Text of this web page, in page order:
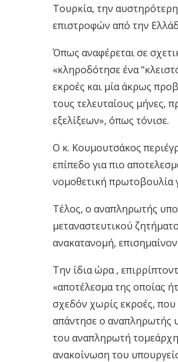
Τουρκία, την
επιστροφών από την
Όπως αναφέρεται σε
«κληροδότησε ένα
εκροές και μία άκρως
τους τελευταίους μήνες,
εξελίξεων», όπως τόνισε.
Ο κ. Κουμουτσάκος
επίπεδο για πιο
νομοθετική πρωτοβουλία
Τέλος, ο αναπληρωτής
μεταναστευτικού
ανακατανομή,
Την ίδια ώρα ,
«αποτέλεσμα της οποίας
σχεδόν χωρίς εκροές,
απάντησε ο αναπληρωτής
του αναπληρωτή
ανακοίνωση του